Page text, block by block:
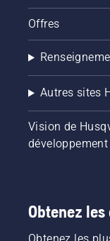
Offres
Autres sites
Vision de
Obtenez